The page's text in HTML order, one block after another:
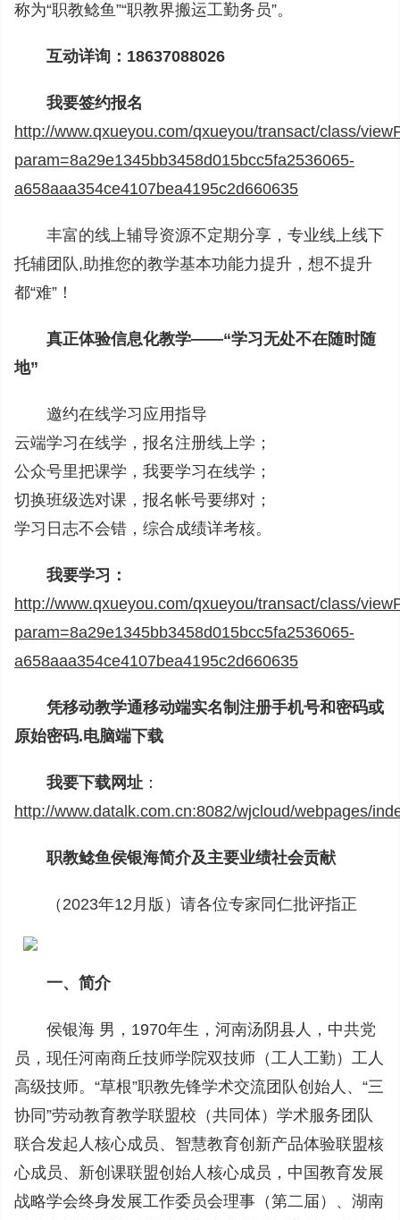
称为“职教鲶鱼”“职教界搬运工勤务员”。
互动详询：18637088026
我要签约报名
http://www.qxueyou.com/qxueyou/transact/class/
param=8a29e1345bb3458d015bcc5fa2536065-
a658aaa354ce4107bea4195c2d660635
丰富的线上辅导资源不定期分享，专业线上线下
托辅团队,助推您的教学基本功能力提升，想不提升
都“难”！
真正体验信息化教学——“学习无处不在随时随
地”
邀约在线学习应用指导
云端学习在线学，报名注册线上学；
公众号里把课学，我要学习在线学；
切换班级选对课，报名帐号要绑对；
学习日志不会错，综合成绩详考核。
我要学习：
http://www.qxueyou.com/qxueyou/transact/class/
param=8a29e1345bb3458d015bcc5fa2536065-
a658aaa354ce4107bea4195c2d660635
凭移动教学通移动端实名制注册手机号和密码或
原始密码.电脑端下载
我要下载网址 ：
http://www.datalk.com.cn:8082/wjcloud/webpages/
职教鲶鱼侯银海简介及主要业绩社会贡献
（2023年12月版）请各位专家同仁批评指正
一、简介
侯银海 男，1970年生，河南汤阴县人，中共党
员，现任河南商丘技师学院双技师（工人工勤）工人
高级技师。“草根”职教先锋学术交流团队创始人、“三
协同”劳动教育教学联盟校（共同体）学术服务团队
联合发起人核心成员、智慧教育创新产品体验联盟核
心成员、新创课联盟创始人核心成员，中国教育发展
战略学会终身发展工作委员会理事（第二届）、湖南